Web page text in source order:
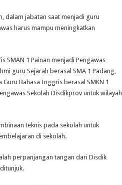
dalam jabatan saat menjadi guru
harus mampu meningkatkan
SMAN 1 Painan menjadi Pengawas
guru Sejarah berasal SMA 1 Padang,
Bahasa Inggris berasal SMKN 1
Sekolah Disdikprov untuk wilayah
teknis pada sekolah untuk
di sekolah.
perpanjangan tangan dari Disdik